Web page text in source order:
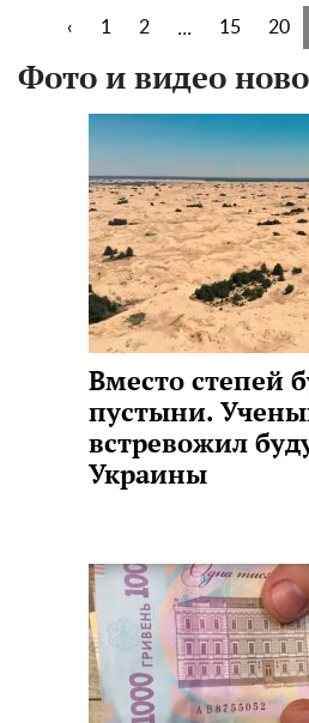
‹ 1 2 ... 15 20
Фото и видео
Вместо степей
пустыни.
встревожил
Украины